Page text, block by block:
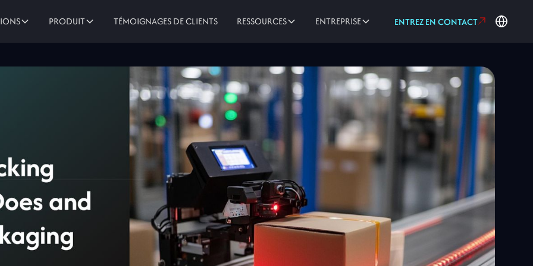
PRODUIT TÉMOIGNAGES DE CLIENTS RESSOURCES ENTREPRISE ENTREZ EN CONTACT